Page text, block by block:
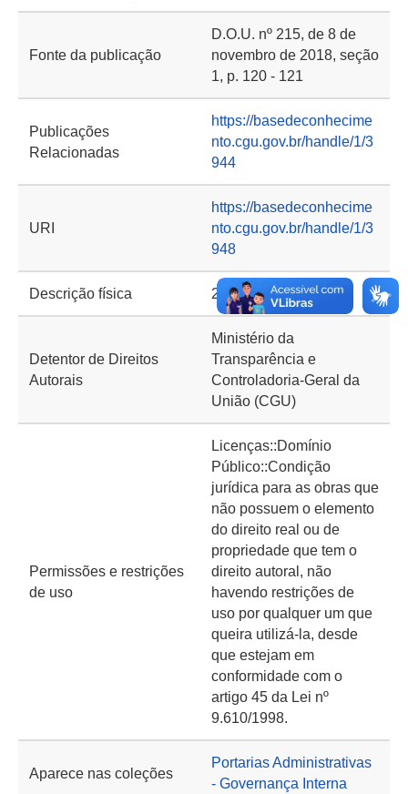
Fonte da publicação
D.O.U. nº 215, de 8 de
novembro de 2018, seção
1, p. 120 - 121
Publicações
Relacionadas
https://basedeconhecime
nto.cgu.gov.br/handle/1/3
944
URI
https://basedeconhecime
nto.cgu.gov.br/handle/1/3
948
Descrição física 2 p.
Detentor de Direitos
Autorais
Ministério da
Transparência e
Controladoria-Geral da
União (CGU)
Permissões e restrições
de uso
Licenças::Domínio
Público::Condição
jurídica para as obras que
não possuem o elemento
do direito real ou de
propriedade que tem o
direito autoral, não
havendo restrições de
uso por qualquer um que
queira utilizá-la, desde
que estejam em
conformidade com o
artigo 45 da Lei nº
9.610/1998.
Aparece nas coleções
Portarias Administrativas
- Governança Interna